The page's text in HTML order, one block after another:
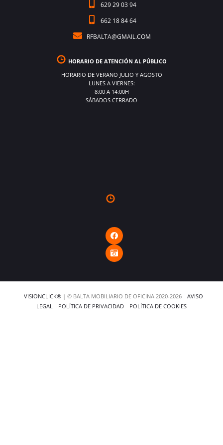
629 29 03 94
662 18 84 64
RFBALTA@GMAIL.COM
HORARIO DE ATENCIÓN AL PÚBLICO
HORARIO DE VERANO JULIO Y AGOSTO
LUNES A VIERNES:
8:00 A 14:00H
SÁBADOS CERRADO
VISIONCLICK® | © BALTA MOBILIARIO DE OFICINA 2020-2026
AVISO
LEGAL
POLÍTICA DE PRIVACIDAD POLÍTICA DE COOKIES